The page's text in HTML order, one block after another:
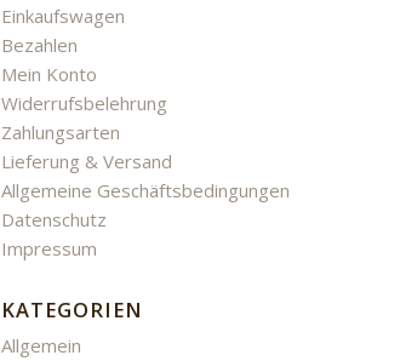
Einkaufswagen
Bezahlen
Mein Konto
Widerrufsbelehrung
Zahlungsarten
Lieferung & Versand
Allgemeine Geschäftsbedingungen
Datenschutz
Impressum
KATEGORIEN
Allgemein